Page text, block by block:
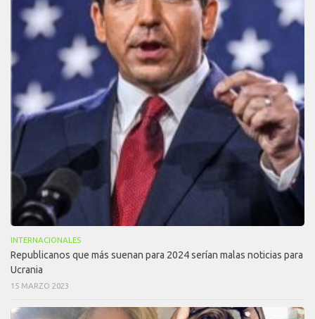
INTERNACIONALES
Republicanos que más suenan para 2024 serían malas noticias para
Ucrania
15 MARZO 2023